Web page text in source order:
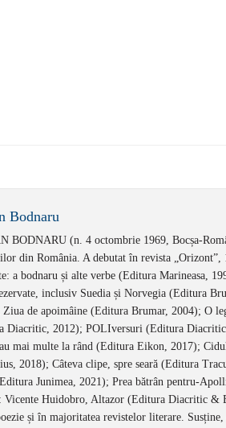
Bodnaru
BODNARU (n. 4 octombrie 1969, Bocșa-
din România. A debutat în revista
a bodnaru și alte verbe (Editura Marineasa,
inclusiv Suedia și Norvegia (Editura
de apoimâine (Editura Brumar, 2004); O
Diacritic, 2012); POLIversuri (Editura
mai multe la rând (Editura Eikon, 2017);
2018); Câteva clipe, spre seară (Editura
Junimea, 2021); Prea bătrân pentru-
Vicente Huidobro, Altazor (Editura Diacritic &
și în majoritatea revistelor literare.